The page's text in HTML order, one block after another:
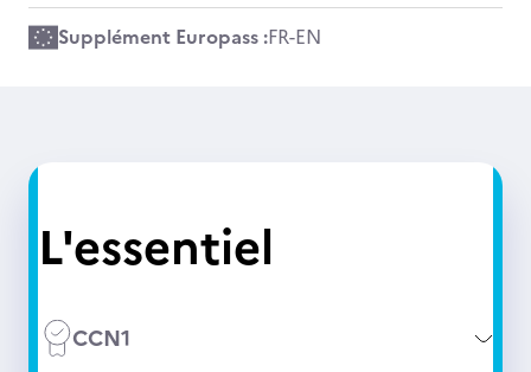
Supplément Europass :FR-EN
L'essentiel
CCN1